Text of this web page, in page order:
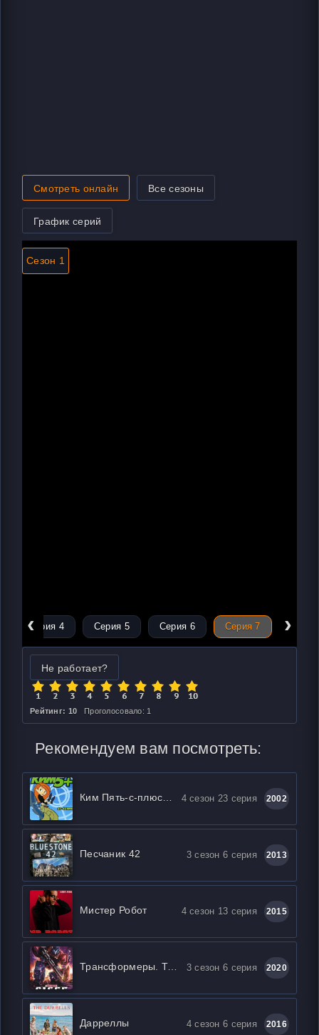
Смотреть онлайн Все сезоны
График серий
Сезон 1
‹
Серия 4 Серия 5 Серия 6 Серия 7 ›
Не работает?
Рейтинг: 10 Проголосовало: 1
Рекомендуем вам посмотреть:
4 сезон 23 серия 2002
Песчаник 42 3 сезон 6 серия 2013
Мистер Робот 4 сезон 13 серия 2015
Трансформеры. Трилогия о войне за Кибертрон 3 сезон 6 серия 2020
Дарреллы 4 сезон 6 серия 2016